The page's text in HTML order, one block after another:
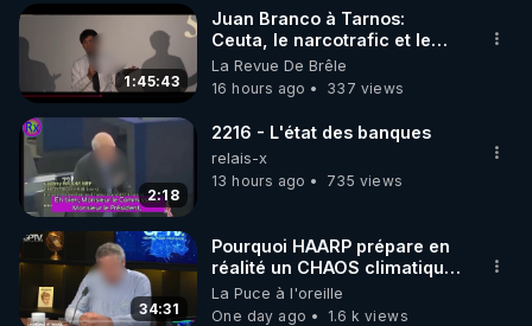
▶ 30 jours gratuit sur l’application de méditation et
de bien-être ENVOL :
Rendez-vous sur https://www.envol.app/code
le code : REGENERE
1:45:43
Juan Branco à Tarnos:
Ceuta, le narcotrafic et le
pouvoir en France
La Revue De Brêle
16 hours ago
337 views
2:18
2216 - L'état des banques
relais-x
13 hours ago
735 views
34:31
Pourquoi HAARP prépare en
réalité un CHAOS climatique,
on répond
La Puce à l'oreille
One day ago
1.6 k views